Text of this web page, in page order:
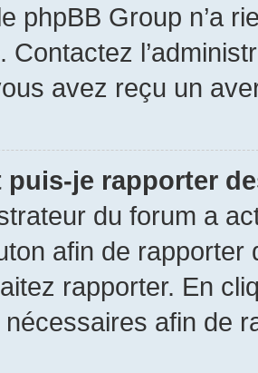
phpBB Group n’a
Contactez
avez reçu un
puis-je rapporter
du forum a
afin de
rapporter. En
afin de